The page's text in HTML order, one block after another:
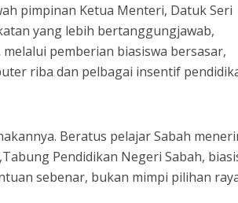
pimpinan Ketua Menteri, Datuk Seri
yang lebih bertanggungjawab,
pemberian biasiswa bersasar,
riba dan pelbagai insentif
Beratus pelajar Sabah
Pendidikan Negeri Sabah,
sebenar, bukan mimpi pilihan